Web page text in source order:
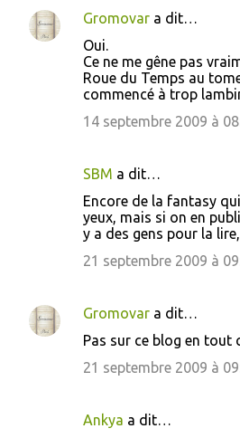
Gromovar a dit…
Oui.
Ce ne me gêne pas
Roue du Temps au
commencé à trop
14 septembre 2009 à
SBM a dit…
Encore de la fantasy
yeux, mais si on en
y a des gens pour la
21 septembre 2009 à
Gromovar a dit…
Pas sur ce blog en tout
21 septembre 2009 à
Ankya a dit…